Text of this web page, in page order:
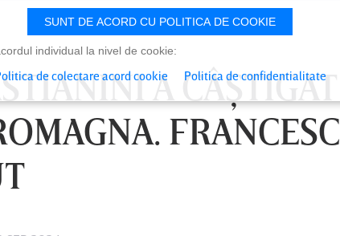
A CÂŞTIGAT
SUNT DE ACORD CU POLITICA DE COOKIE
individual la nivel de cookie:
de colectare acord cookie Politica de confidentialitate